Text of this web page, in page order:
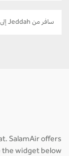
سافر من Jeddah إلى Bahrain
SalamAir offers
the widget below